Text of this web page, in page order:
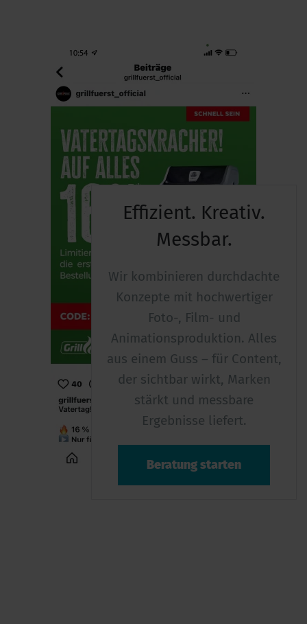
Effizient. Kreativ.
Messbar.
Wir kombinieren durchdachte
Konzepte mit hochwertiger
Foto-, Film- und
Animationsproduktion. Alles
aus einem Guss – für Content,
der sichtbar wirkt, Marken
stärkt und messbare
Ergebnisse liefert.
Beratung starten